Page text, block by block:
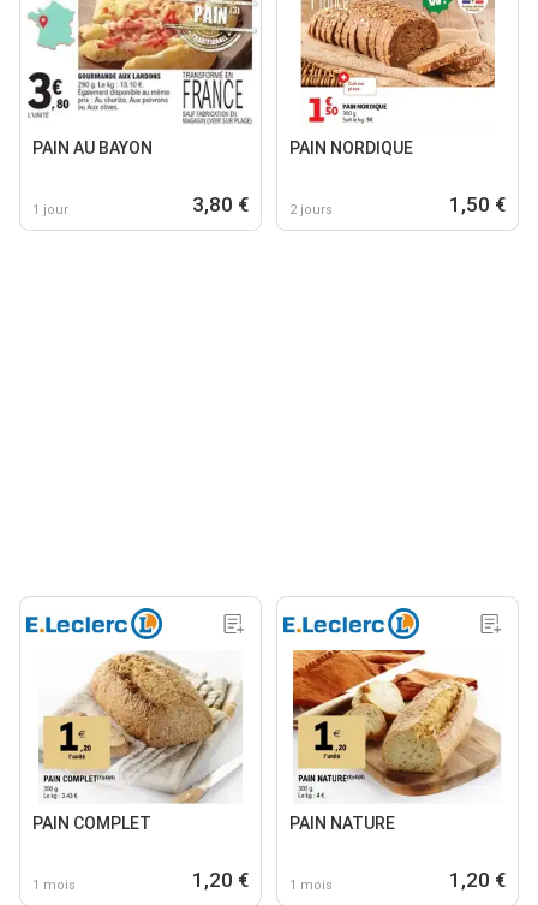
PAIN AU BAYON
1 jour 3,80 €
PAIN NORDIQUE
2 jours 1,50 €
PAIN COMPLET
1 mois 1,20 €
PAIN NATURE
1 mois 1,20 €